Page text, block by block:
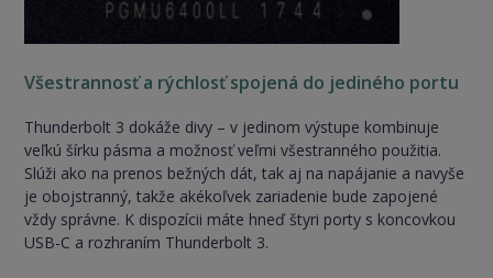
Všestrannosť a rýchlosť spojená do jediného portu
Thunderbolt 3 dokáže divy – v jedinom výstupe kombinuje
veľkú šírku pásma a možnosť veľmi všestranného použitia.
Slúži ako na prenos bežných dát, tak aj na napájanie a navyše
je obojstranný, takže akékoľvek zariadenie bude zapojené
vždy správne. K dispozícii máte hneď štyri porty s koncovkou
USB-C a rozhraním Thunderbolt 3.